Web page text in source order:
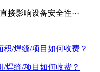
接影响设备安全性···
焊缝/项目如何收费？